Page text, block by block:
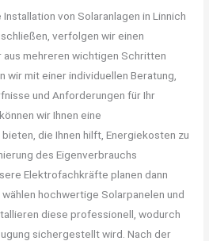
von Solaranlagen in Linnich
verfolgen wir einen
mehreren wichtigen Schritten
wir mit einer individuellen Beratung,
und Anforderungen für Ihr
wir Ihnen eine
die Ihnen hilft, Energiekosten zu
des Eigenverbrauchs
Elektrofachkräfte planen dann
hochwertige Solarpanelen und
diese professionell, wodurch
sichergestellt wird. Nach der